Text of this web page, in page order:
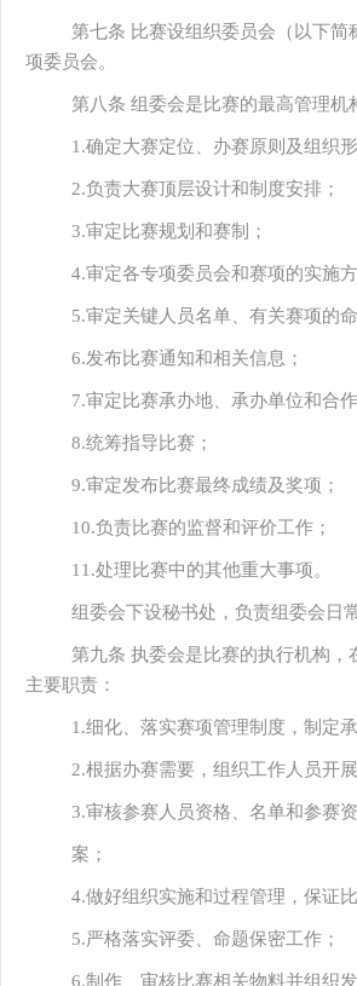
第七条 比赛设组织委员会（以下
项委员会。
第八条 组委会是比赛的最高管理机
1.确定大赛定位、办赛原则及组织形
2.负责大赛顶层设计和制度安排；
3.审定比赛规划和赛制；
4.审定各专项委员会和赛项的实施方
5.审定关键人员名单、有关赛项的
6.发布比赛通知和相关信息；
7.审定比赛承办地、承办单位和合作
8.统筹指导比赛；
9.审定发布比赛最终成绩及奖项；
10.负责比赛的监督和评价工作；
11.处理比赛中的其他重大事项。
组委会下设秘书处，负责组委会日
第九条 执委会是比赛的执行机构
主要职责：
1.细化、落实赛项管理制度，制定
2.根据办赛需要，组织工作人员开
3.审核参赛人员资格、名单和参赛
案；
4.做好组织实施和过程管理，保证
5.严格落实评委、命题保密工作；
6.制作、审核比赛相关物料并组织